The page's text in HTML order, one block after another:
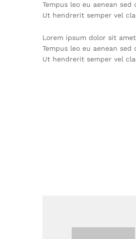
Tempus leo eu aenean
Ut hendrerit semper vel
Lorem ipsum dolor sit
Tempus leo eu aenean
Ut hendrerit semper vel